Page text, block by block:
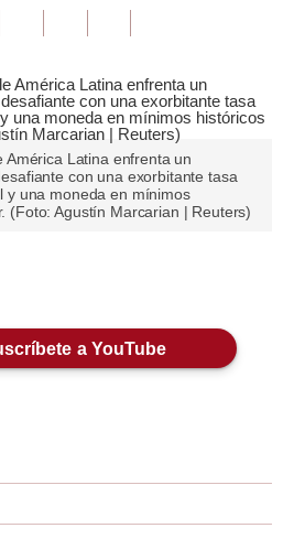
Latina enfrenta un
con una exorbitante tasa
y una moneda en mínimos
(Foto: Agustín Marcarian | Reuters)
a YouTube